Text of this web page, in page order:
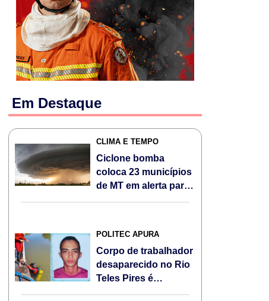
Em Destaque
CLIMA E TEMPO
Ciclone bomba
coloca 23 municípios
de MT em alerta para
POLITEC APURA
Corpo de trabalhador
desaparecido no Rio
Teles Pires é